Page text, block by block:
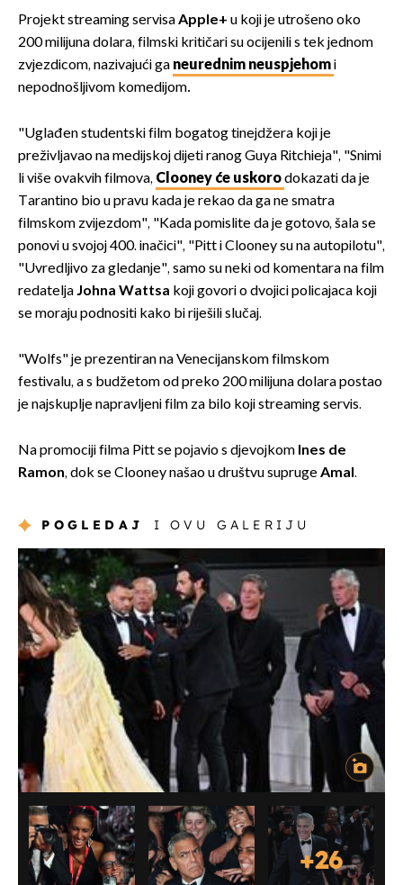
Projekt streaming servisaApple+ u koji je utrošeno oko
200 milijuna dolara, filmski kritičari su ocijenili s tek jednom
zvjezdicom, nazivajući ga neurednim neuspjehomi
nepodnošljivom komedijom.
"Uglađen studentski film bogatog tinejdžera koji je
preživljavao na medijskoj dijeti ranog Guya Ritchieja", "Snimi
li više ovakvih filmova, Clooney će uskorodokazati da je
Tarantino bio u pravu kada je rekao da ga ne smatra
filmskom zvijezdom", "Kada pomislite da je gotovo, šala se
ponovi u svojoj 400. inačici", "Pitt i Clooney su na autopilotu",
"Uvredljivo za gledanje", samo su neki od komentara na film
redateljaJohna Wattsa koji govori o dvojici policajaca koji
se moraju podnositi kako bi riješili slučaj.
"Wolfs" je prezentiran na Venecijanskom filmskom
festivalu, a s budžetom od preko 200 milijuna dolara postao
je najskuplje napravljeni film za bilo koji streaming servis.
Na promociji filma Pitt se pojavio s djevojkom Ines de
Ramon, dok se Clooney našao u društvu suprugeAmal.
POGLEDAJ I OVU GALERIJU
+26